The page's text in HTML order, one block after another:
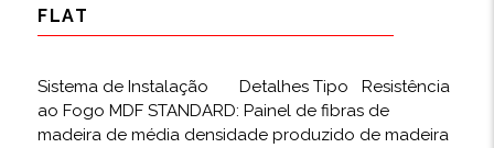
FLAT
Sistema de Instalação Detalhes Tipo Resistência
ao Fogo MDF STANDARD: Painel de fibras de
madeira de média densidade produzido de madeira